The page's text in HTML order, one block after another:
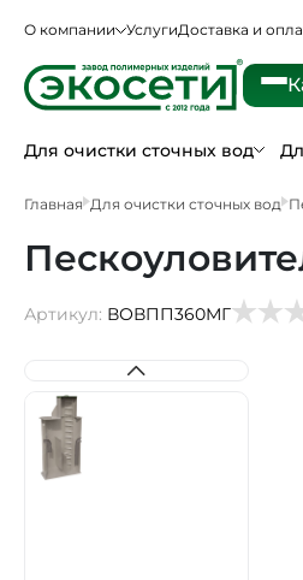
О компании УслугиДоставка и
Для очистки сточных вод
Главная Для очистки сточных вод
Артикул: ВОВПП360МГ